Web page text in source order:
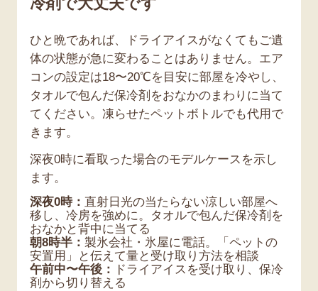
冷剤で大丈夫です
ひと晩であれば、ドライアイスがなくてもご遺
体の状態が急に変わることはありません。エア
コンの設定は18〜20℃を目安に部屋を冷やし、
タオルで包んだ保冷剤をおなかのまわりに当て
てください。凍らせたペットボトルでも代用で
きます。
深夜0時に看取った場合のモデルケースを示し
ます。
深夜0時： 直射日光の当たらない涼しい部屋へ
移し、冷房を強めに。タオルで包んだ保冷剤を
おなかと背中に当てる
朝8時半： 製氷会社・氷屋に電話。「ペットの
安置用」と伝えて量と受け取り方法を相談
午前中〜午後：
ドライアイスを受け取り、保冷
剤から切り替える